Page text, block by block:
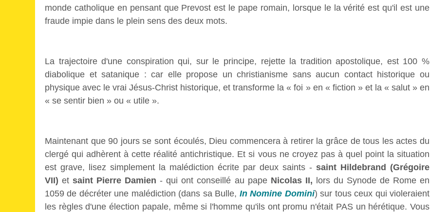
monde catholique en pensant que Prevost est le pape romain, lorsque le la vérité est qu'il est une
fraude impie dans le plein sens des deux mots.
La trajectoire d'une conspiration qui, sur le principe, rejette la tradition apostolique, est 100 %
diabolique et satanique : car elle propose un christianisme sans aucun contact historique ou
physique avec le vrai Jésus-Christ historique, et transforme la « foi » en « fiction » et la « salut » en
« se sentir bien » ou « utile ».
Maintenant que 90 jours se sont écoulés, Dieu commencera à retirer la grâce de tous les actes du
clergé qui adhèrent à cette réalité antichristique. Et si vous ne croyez pas à quel point la situation
est grave, lisez simplement la malédiction écrite par deux saints - saint Hildebrand (Grégoire
VII)etsaint Pierre Damien - qui ont conseillé au pape Nicolas II, lors du Synode de Rome en
1059 de décréter une malédiction (dans sa Bulle, In Nomine Domini) sur tous ceux qui violeraient
les règles d'une élection papale, même si l'homme qu'ils ont promu n'était PAS un hérétique. Vous